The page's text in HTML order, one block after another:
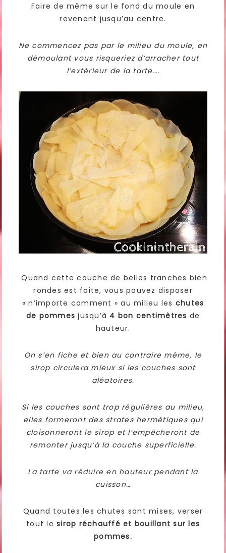
Faire de même sur le fond du moule en
revenant jusqu’au centre.
Ne commencez pas par le milieu du moule, en
démoulant vous risqueriez d’arracher tout
l’extérieur de la tarte….
Quand cette couche de belles tranches bien
rondes est faite, vous pouvez disposer
« n’importe comment » au milieu les chutes
de pommes jusqu’à 4 bon centimètres de
hauteur.
On s’en fiche et bien au contraire même, le
sirop circulera mieux si les couches sont
aléatoires.
Si les couches sont trop régulières au milieu,
elles formeront des strates hermétiques qui
cloisonneront le sirop et l’empêcheront de
remonter jusqu’à la couche superficielle.
La tarte va réduire en hauteur pendant la
cuisson…
Quand toutes les chutes sont mises, verser
tout le sirop réchauffé et bouillant sur les
pommes.